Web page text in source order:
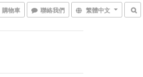
購物車 聯絡我們 繁體中文